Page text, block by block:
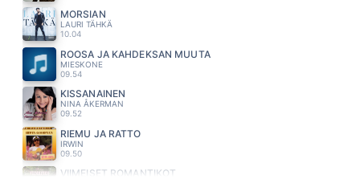
MORSIAN
LAURI TÄHKÄ
10.04
ROOSA JA KAHDEKSAN MUUTA
MIESKONE
09.54
KISSANAINEN
NINA ÅKERMAN
09.52
RIEMU JA RATTO
IRWIN
09.50
VIIMEISET ROMANTIKOT